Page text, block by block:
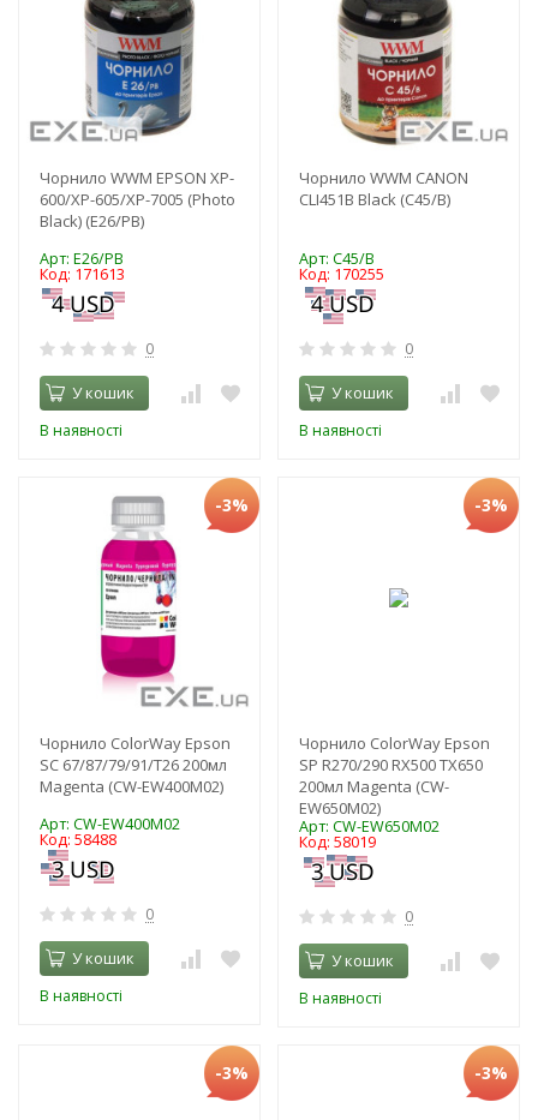
Чорнило WWM EPSON XP-
600/XP-605/XP-7005 (Photo
Black) (E26/PB)
Арт: E26/PB
Код: 171613
0
У кошик
В наявності
Чорнило WWM CANON
CLI451B Black (C45/B)
Арт: C45/B
Код: 170255
0
У кошик
В наявності
-3%
Чорнило ColorWay Epson
SC 67/87/79/91/T26 200мл
Magenta (CW-EW400M02)
Арт: CW-EW400M02
Код: 58488
0
У кошик
В наявності
-3%
Чорнило ColorWay Epson
SP R270/290 RX500 TX650
200мл Magenta (CW-
EW650M02)
Арт: CW-EW650M02
Код: 58019
0
У кошик
В наявності
-3% -3%